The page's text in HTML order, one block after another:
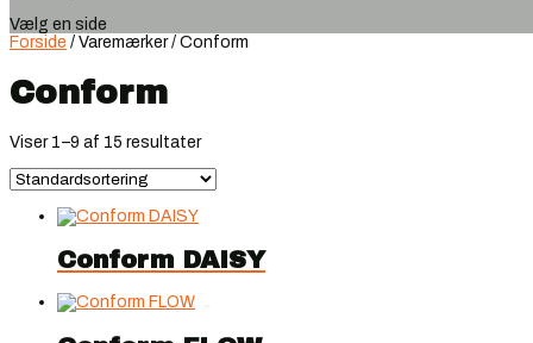
Vælg en side
Forside / Varemærker / Conform
Conform
Viser 1–9 af 15 resultater
Conform DAISY